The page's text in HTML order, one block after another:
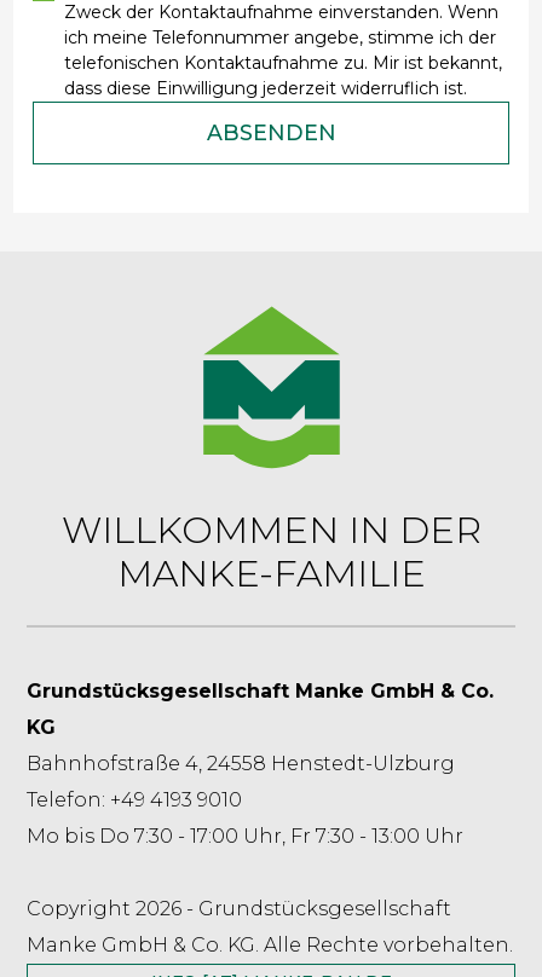
Zweck der Kontaktaufnahme einverstanden. Wenn
ich meine Telefonnummer angebe, stimme ich der
telefonischen Kontaktaufnahme zu. Mir ist bekannt,
dass diese Einwilligung jederzeit widerruflich ist.
WILLKOMMEN IN DER
MANKE-FAMILIE
Grundstücksgesellschaft Manke GmbH & Co.
KG
Bahnhofstraße 4, 24558 Henstedt-Ulzburg
Telefon: +49 4193 9010
Mo bis Do 7:30 - 17:00 Uhr, Fr 7:30 - 13:00 Uhr
Copyright 2026 - Grundstücksgesellschaft
Manke GmbH & Co. KG. Alle Rechte vorbehalten.